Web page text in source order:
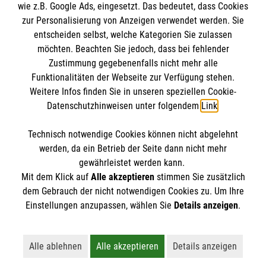
8 Erste-Hilfe-Mythen
Rund um das Thema Erste Hilfe kursieren viele
Mythen. Was stimmt? Was ist überholt? Wir
klären auf.
wie z.B. Google Ads, eingesetzt. Das bedeutet, dass Cookies
zur Personalisierung von Anzeigen verwendet werden. Sie
entscheiden selbst, welche Kategorien Sie zulassen
möchten. Beachten Sie jedoch, dass bei fehlender
Zustimmung gegebenenfalls nicht mehr alle
Funktionalitäten der Webseite zur Verfügung stehen.
Weitere Infos finden Sie in unseren speziellen Cookie-
Datenschutzhinweisen unter folgendem Link.
Technisch notwendige Cookies können nicht abgelehnt
werden, da ein Betrieb der Seite dann nicht mehr
gewährleistet werden kann.
Mit dem Klick auf Alle akzeptierenstimmen Sie zusätzlich
dem Gebrauch der nicht notwendigen Cookies zu. Um Ihre
Einstellungen anzupassen, wählen Sie Details anzeigen.
Alle ablehnen
Lehnt alle nicht-essentiellen Cookies ab
Alle akzeptieren
Akzeptiert alle Cookies
Details anzeigen